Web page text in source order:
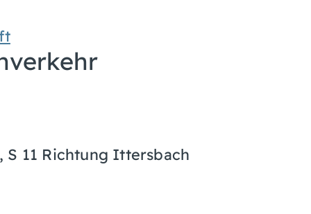
S 11 Richtung Ittersbach